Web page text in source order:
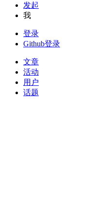
发起
我
登录
Github登录
文章
活动
用户
话题